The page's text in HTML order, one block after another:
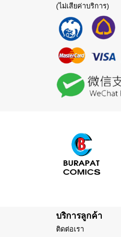
(ไม่เสียค่าบริการ)
บริการลูกค้า
ติดต่อเรา